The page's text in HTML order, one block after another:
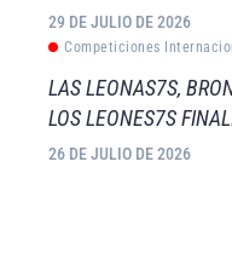
29 DE JULIO DE 2026
Competiciones
LAS LEONAS7S,
LOS LEONES7S
26 DE JULIO DE 2026